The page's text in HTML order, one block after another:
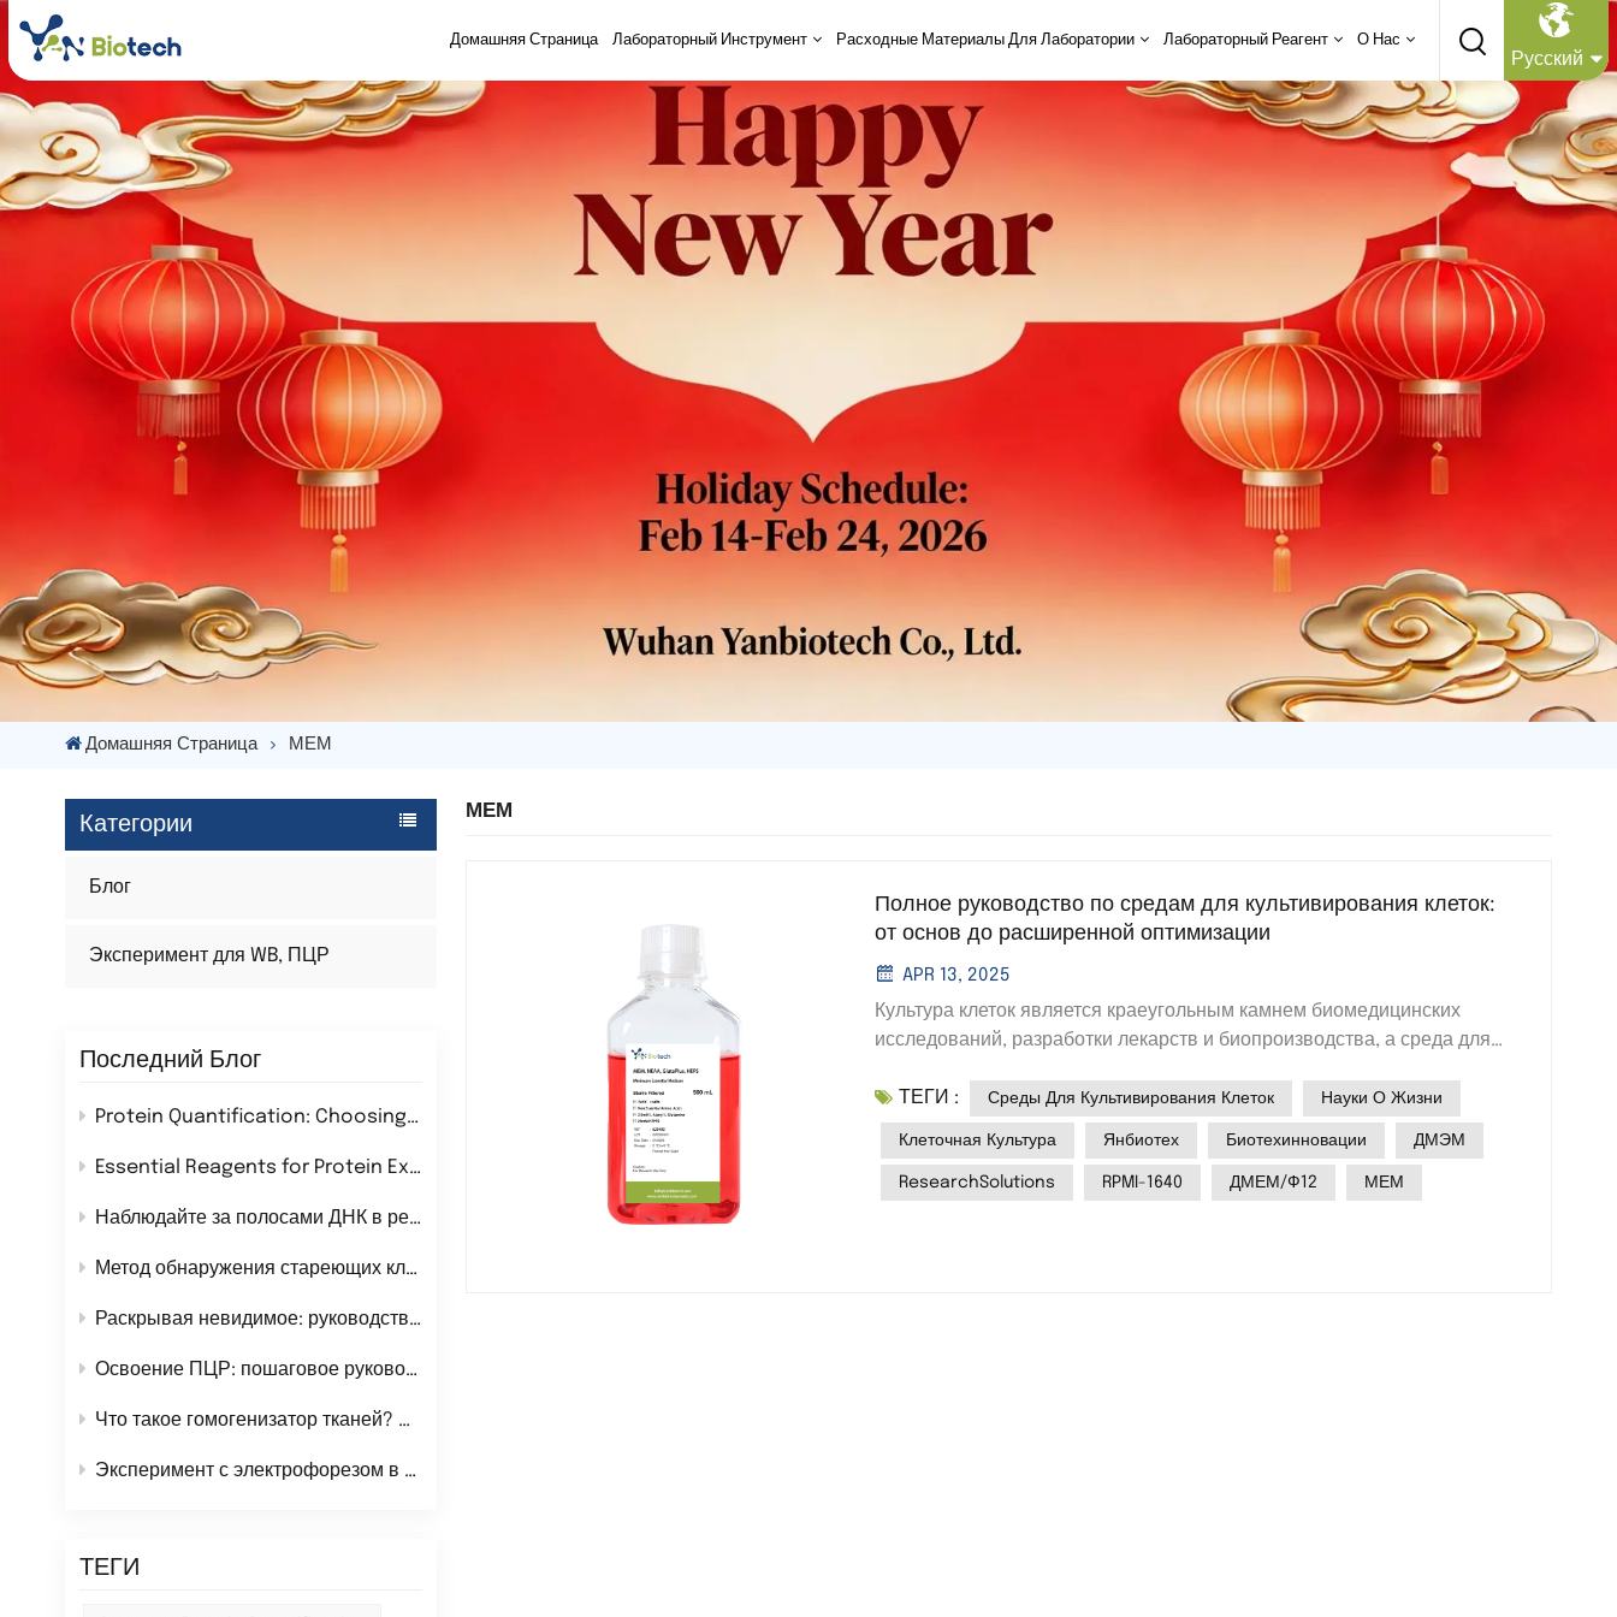
Домашняя Страница Лабораторный Инструмент Расходные Материалы Для Лаборатории Лабораторный Реагент О Нас
Русский
English
Русский
Español
Домашняя Страница МЕМ
Категории
Блог
Эксперимент для WB, ПЦР
Последний Блог
Protein Quantification: Choosing the Right Method for Your Research
Essential Reagents for Protein Extraction: A Comprehensive Guide
Наблюдайте за полосами ДНК в режиме реального времени во время электрофореза нуклеиновых кислот!
Метод обнаружения стареющих клеток
Раскрывая невидимое: руководство по системам хемилюминесцентной визуализации
Освоение ПЦР: пошаговое руководство к безупречным экспериментам
Что такое гомогенизатор тканей? Определение, применение и лучшие типы для лабораторных исследований
Эксперимент с электрофорезом в SDS-PAGE
ТЕГИ
МЕМ
Полное руководство по средам для культивирования клеток:
от основ до расширенной оптимизации
APR 13, 2025
Культура клеток является краеугольным камнем биомедицинских
исследований, разработки лекарств и биопроизводства, а среда для
здоровье, пролиферацию и функциональность клеток. В Yanbiotech
мы предоставляем исследователям полный портфель
высококачественных решений для культивирования клеток, включая
наши флагманские 9 основных формул базальных сред, которые
ТЕГИ : Среды Для Культивирования Клеток Науки О Жизни
Клеточная Культура Янбиотех Биотехинновации ДМЭМ
ResearchSolutions RPMI-1640 ДМЕМ/Ф12 МЕМ